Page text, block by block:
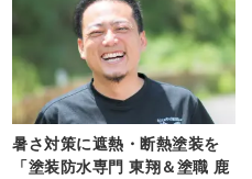
暑さ対策に遮熱・断熱塗装を
「塗装防水専門 東翔＆塗職 鹿